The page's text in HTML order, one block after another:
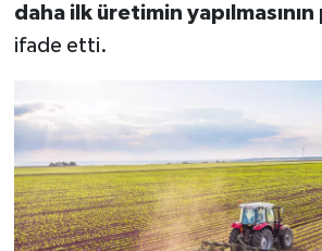
daha ilk üretimin yapılmasının
ifade etti.